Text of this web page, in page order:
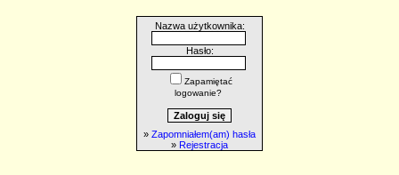
Nazwa użytkownika:
Hasło:
Zapamiętać
logowanie?
» Zapomniałem(am) hasła
» Rejestracja